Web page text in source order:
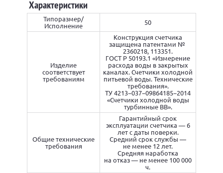
Характеристики
Типоразмер/
Исполнение
50
Изделие
соответствует
требованиям
Конструкция счетчика
защищена патентами №
2360218, 113351.
ГОСТ Р 50193.1 «Измерение
расхода воды в закрытых
каналах. Счетчики холодной
питьевой воды. Технические
требования».
ТУ 4213−037−09864185−2014
«Счетчики холодной воды
турбинные ВВ».
Общие технические
требования
Гарантийный срок
эксплуатации счетчика — 6
лет с даты поверки.
Средний срок службы —
не менее 12 лет.
Средняя наработка
на отказ — не менее 100 000
ч.